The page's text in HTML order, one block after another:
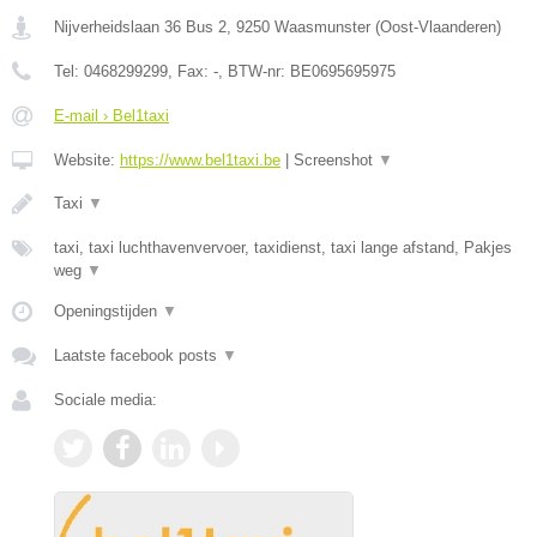
Nijverheidslaan 36 Bus 2 9250 Waasmunster (Oost-Vlaanderen)
Tel: 0468299299 , Fax: - , BTW-nr: BE0695695975
E-mail › Bel1taxi
Website: https://www.bel1taxi.be Screenshot ▼
Taxi ▼
taxi, taxi luchthavenvervoer, taxidienst, taxi lange afstand, Pakjes
weg ▼
Openingstijden ▼
Laatste facebook posts ▼
Sociale media: